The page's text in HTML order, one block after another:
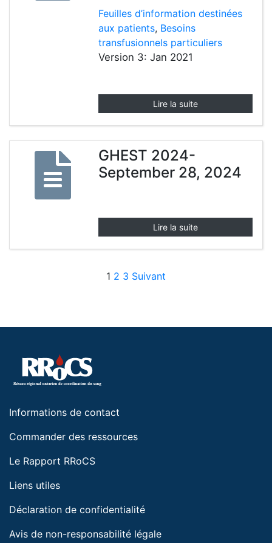
Feuilles d’information destinées
aux patients, Besoins
transfusionnels particuliers
Version 3: Jan 2021
Lire la suite
GHEST 2024-
September 28, 2024
Lire la suite
Posts pagination
1 2 3 Suivant
Informations de contact
Commander des ressources
Le Rapport RRoCS
Liens utiles
Déclaration de confidentialité
Avis de non-responsabilité légale